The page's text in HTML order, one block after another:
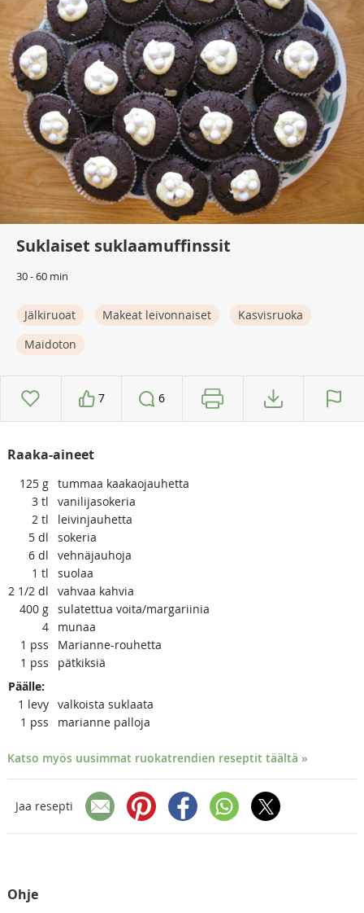
Suklaiset suklaamuffinssit
30 - 60 min
Jälkiruoat Makeat leivonnaiset
Kasvisruoka
Maidoton
7 6
Raaka-aineet
125 g tummaa kaakaojauhetta
3 tl
vanilijasokeria
2 tl
leivinjauhetta
5 dl
sokeria
6 dl
vehnäjauhoja
1 tl
suolaa
2 1/2 dl
vahvaa kahvia
400 g sulatettua voita/margariinia
4
munaa
1 pss
Marianne-rouhetta
1 pss
pätkiksiä
Päälle:
1 levy valkoista suklaata
1 pss marianne palloja
Katso myös uusimmat ruokatrendien reseptit täältä »
Jaa resepti
Ohje